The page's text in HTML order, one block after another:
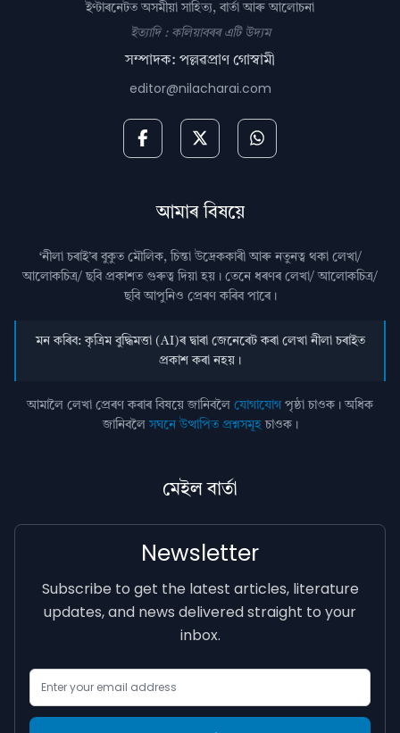
ইণ্টাৰনেটত অসমীয়া সাহিত্য, বাৰ্তা আৰু আলোচনা
ইত্যাদি : কলিয়াবৰৰ এটি উদ্যম
সম্পাদক: পল্লৱপ্ৰাণ গোস্বামী
editor@nilacharai.com
আমাৰ বিষয়ে
‘নীলা চৰাই’ৰ বুকুত মৌলিক, চিন্তা উদ্রেককাৰী আৰু নতুনত্ব থকা লেখা/
আলোকচিত্ৰ/ ছবি প্রকাশত গুৰুত্ব দিয়া হয়। তেনে ধৰণৰ লেখা/ আলোকচিত্ৰ/
ছবি আপুনিও প্রেৰণ কৰিব পাৰে।
মন কৰিব: কৃত্ৰিম বুদ্ধিমত্তা (AI)ৰ দ্বাৰা জেনেৰেট কৰা লেখা নীলা চৰাইত
প্ৰকাশ কৰা নহয়।
আমালৈ লেখা প্ৰেৰণ কৰাৰ বিষয়ে জানিবলৈ যোগাযোগ পৃষ্ঠা চাওক। অধিক
জানিবলৈসঘনে উত্থাপিত প্ৰশ্নসমূহচাওক।
মেইল বাৰ্তা
Newsletter
Subscribe to get the latest articles, literature
updates, and news delivered straight to your
inbox.